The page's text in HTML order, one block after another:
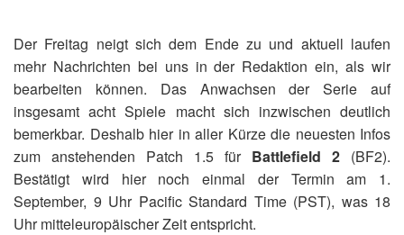
Der Freitag neigt sich dem Ende zu und aktuell laufen
mehr Nachrichten bei uns in der Redaktion ein, als wir
bearbeiten können. Das Anwachsen der Serie auf
insgesamt acht Spiele macht sich inzwischen deutlich
bemerkbar. Deshalb hier in aller Kürze die neuesten Infos
zum anstehenden Patch 1.5 für Battlefield 2 (BF2).
Bestätigt wird hier noch einmal der Termin am 1.
September, 9 Uhr Pacific Standard Time (PST), was 18
Uhr mitteleuropäischer Zeit entspricht.